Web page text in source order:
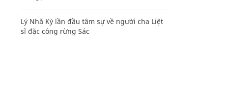
Lý Nhã Kỳ lần đầu tâm sự về người cha Liệt
sĩ đặc công rừng Sác